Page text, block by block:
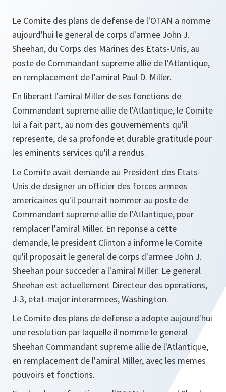
Le Comite des plans de defense de l'OTAN a nomme
aujourd'hui le general de corps d'armee John J.
Sheehan, du Corps des Marines des Etats-Unis, au
poste de Commandant supreme allie de l'Atlantique,
en remplacement de l'amiral Paul D. Miller.
En liberant l'amiral Miller de ses fonctions de
Commandant supreme allie de l'Atlantique, le Comite
lui a fait part, au nom des gouvernements qu'il
represente, de sa profonde et durable gratitude pour
les eminents services qu'il a rendus.
Le Comite avait demande au President des Etats-
Unis de designer un officier des forces armees
americaines qu'il pourrait nommer au poste de
Commandant supreme allie de l'Atlantique, pour
remplacer l'amiral Miller. En reponse a cette
demande, le president Clinton a informe le Comite
qu'il proposait le general de corps d'armee John J.
Sheehan pour succeder a l'amiral Miller. Le general
Sheehan est actuellement Directeur des operations,
J-3, etat-major interarmees, Washington.
Le Comite des plans de defense a adopte aujourd'hui
une resolution par laquelle il nomme le general
Sheehan Commandant supreme allie de l'Atlantique,
en remplacement de l'amiral Miller, avec les memes
pouvoirs et fonctions.